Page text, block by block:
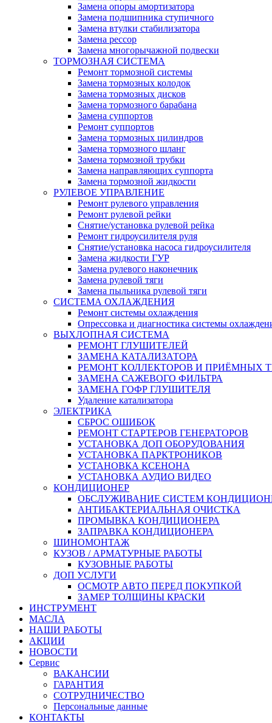
Замена опоры амортизатора
Замена подшипника ступичного
Замена втулки стабилизатора
Замена рессор
Замена многорычажной подвески
ТОРМОЗНАЯ СИСТЕМА
Ремонт тормозной системы
Замена тормозных колодок
Замена тормозных дисков
Замена тормозного барабана
Замена суппортов
Ремонт суппортов
Замена тормозных цилиндров
Замена тормозного шланг
Замена тормозной трубки
Замена направляющих суппорта
Замена тормозной жидкости
РУЛЕВОЕ УПРАВЛЕНИЕ
Ремонт рулевого управления
Ремонт рулевой рейки
Снятие/установка рулевой рейка
Ремонт гидроусилителя руля
Снятие/установка насоса гидроусилителя
Замена жидкости ГУР
Замена рулевого наконечник
Замена рулевой тяги
Замена пыльника рулевой тяги
СИСТЕМА ОХЛАЖДЕНИЯ
Ремонт системы охлаждения
Опрессовка и диагностика системы
ВЫХЛОПНАЯ СИСТЕМА
РЕМОНТ ГЛУШИТЕЛЕЙ
ЗАМЕНА КАТАЛИЗАТОРА
РЕМОНТ КОЛЛЕКТОРОВ И ПРИЁМНЫХ
ЗАМЕНА САЖЕВОГО ФИЛЬТРА
ЗАМЕНА ГОФР ГЛУШИТЕЛЯ
Удаление катализатора
ЭЛЕКТРИКА
СБРОС ОШИБОК
РЕМОНТ СТАРТЕРОВ ГЕНЕРАТОРОВ
УСТАНОВКА ДОП ОБОРУДОВАНИЯ
УСТАНОВКА ПАРКТРОНИКОВ
УСТАНОВКА КСЕНОНА
УСТАНОВКА АУДИО ВИДЕО
КОНДИЦИОНЕР
ОБСЛУЖИВАНИЕ СИСТЕМ
АНТИБАКТЕРИАЛЬНАЯ ОЧИСТКА
ПРОМЫВКА КОНДИЦИОНЕРА
ЗАПРАВКА КОНДИЦИОНЕРА
ШИНОМОНТАЖ
КУЗОВ / АРМАТУРНЫЕ РАБОТЫ
КУЗОВНЫЕ РАБОТЫ
ДОП УСЛУГИ
ОСМОТР АВТО ПЕРЕД ПОКУПКОЙ
ЗАМЕР ТОЛЩИНЫ КРАСКИ
ИНСТРУМЕНТ
МАСЛА
НАШИ РАБОТЫ
АКЦИИ
НОВОСТИ
Сервис
ВАКАНСИИ
ГАРАНТИЯ
СОТРУДНИЧЕСТВО
Персональные данные
КОНТАКТЫ